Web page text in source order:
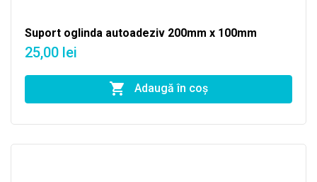
Suport oglinda autoadeziv 200mm x 100mm
25,00 lei
Adaugă în coş